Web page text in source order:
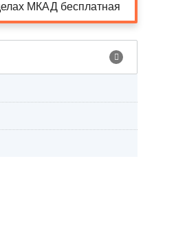
МКАД бесплатная